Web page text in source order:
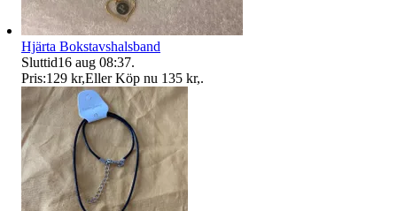
Hjärta Bokstavshalsband
Sluttid16 aug 08:37.
Pris:129 kr,Eller Köp nu 135 kr,.